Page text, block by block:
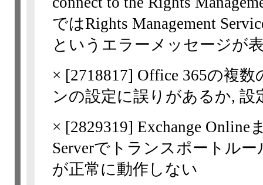
ではRights Management
というエラーメッセージが
× [2718817] Office 365の複
ンの設定に誤りがあるか,
× [2829319] Exchange Online
Serverでトランスポートル
が正常に動作しない